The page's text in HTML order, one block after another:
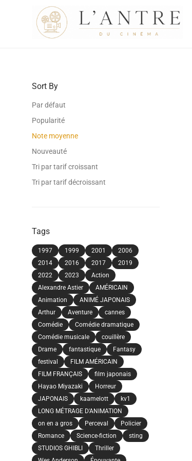
Sort By
Par défaut
Popularité
Note moyenne
Nouveauté
Tri par tarif croissant
Tri par tarif décroissant
Tags
1997 1999 2001
2006
2014
2016 2017
2019
2022
2023
Action
Alexandre Astier
AMÉRICAIN
Animation
ANIMÉ JAPONAIS
Arthur
Aventure
cannes
Comédie
Comédie dramatique
Comédie musicale
couillère
Drame
fantastique
Fantasy
festival
FILM AMÉRICAIN
FILM FRANÇAIS
film japonais
Hayao Miyazaki
Horreur
JAPONAIS
kaamelott
kv1
LONG MÉTRAGE D'ANIMATION
on en a gros
Perceval
Policier
Romance
Science-fiction
sting
STUDIOS GHIBLI
Thriller